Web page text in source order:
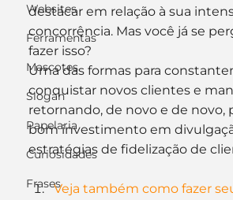
Websites
Ferramentas
Mascotes
Slogan
Papelaria
Curiosidades
Frases
destacar em relação à sua
concorrência. Mas você já se
fazer isso?
Uma das formas para
conquistar novos clientes e
retornando, de novo e de novo,
bom investimento em
estratégias de fidelização de
Veja também como fazer